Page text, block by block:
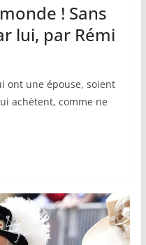
! Sans
lui, par Rémi
ont une épouse, soient
achètent, comme ne